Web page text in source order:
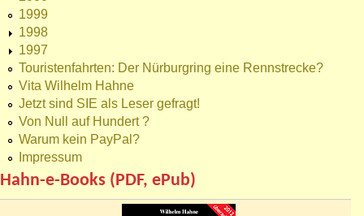
1999
1998
1997
Touristenfahrten: Der Nürburgring eine Rennstrecke?
Vita Wilhelm Hahne
Jetzt sind SIE als Leser gefragt!
Von Null auf Hundert ?
Warum kein PayPal?
Impressum
Hahn-e-Books (PDF, ePub)